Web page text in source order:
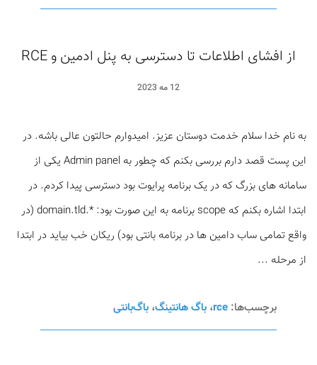
از افشای اطلاعات تا دسترسی به پنل ادمین و RCE
12 مه 2023
به نام خدا سلام خدمت دوستان عزیز. امیدوارم حالتون عالی باشه. در
این پست قصد دارم بررسی بکنم که چطور به Admin panel یکی از
سامانه های بزرگ که در یک برنامه پرایوت بود دسترسی پیدا کردم. در
ابتدا اشاره بکنم که scope برنامه به این صورت بود: *.domain.tld (در
واقع تمامی ساب دامین ها در برنامه بانتی بود) ریکان خب بیاید در ابتدا
از مرحله ...
برچسب‌ها: rce، باگ هانتینگ، باگ‌بانتی